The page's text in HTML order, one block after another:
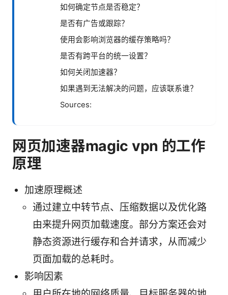
如何确定节点是否稳定？
是否有广告或跟踪？
使用会影响浏览器的缓存策略吗？
是否有跨平台的统一设置？
如何关闭加速器？
如果遇到无法解决的问题，应该联系谁？
Sources:
网页加速器magic vpn 的工作
原理
加速原理概述
通过建立中转节点、压缩数据以及优化路
由来提升网页加载速度。部分方案还会对
静态资源进行缓存和合并请求，从而减少
页面加载的总耗时。
影响因素